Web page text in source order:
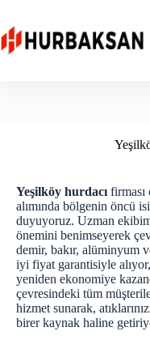
content
Yeşilköy hurdacı
alımında bölgenin öncü
duyuyoruz. Uzman
önemini benimseyerek
demir, bakır, alüminyum
iyi fiyat garantisiyle
yeniden ekonomiye
çevresindeki tüm
hizmet sunarak,
birer kaynak haline